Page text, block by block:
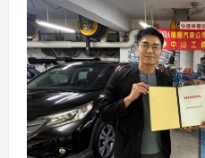
醫
療
全
方
位
升
級
成
果
醫
療
科